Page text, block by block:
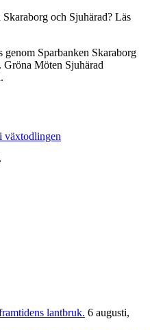
och Sjuhärad? Läs
Sparbanken Skaraborg
Möten Sjuhärad
växtodlingen
lantbruk. 6 augusti,